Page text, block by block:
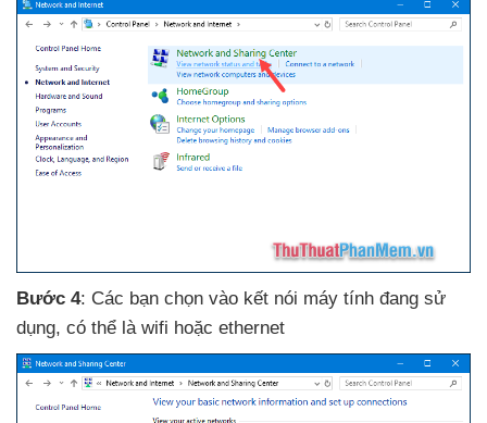
Bước 4: Các bạn chọn vào kết nói máy tính đang sử
dụng, có thể là wifi hoặc ethernet